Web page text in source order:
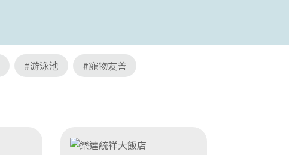
#游泳池 #寵物友善